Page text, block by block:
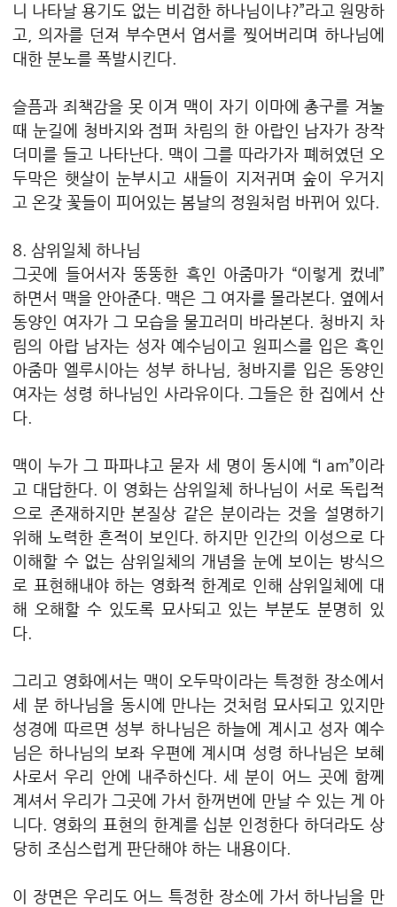
니 나타날 용기도 없는 비겁한 하나님이냐?”라고 원망하
고, 의자를 던져 부수면서 엽서를 찢어버리며 하나님에
대한 분노를 폭발시킨다.
슬픔과 죄책감을 못 이겨 맥이 자기 이마에 총구를 겨눌
때 눈길에 청바지와 점퍼 차림의 한 아랍인 남자가 장작
더미를 들고 나타난다. 맥이 그를 따라가자 폐허였던 오
두막은 햇살이 눈부시고 새들이 지저귀며 숲이 우거지
고 온갖 꽃들이 피어있는 봄날의 정원처럼 바뀌어 있다.
8. 삼위일체 하나님
그곳에 들어서자 뚱뚱한 흑인 아줌마가 “이렇게 컸네”
하면서 맥을 안아준다. 맥은 그 여자를 몰라본다. 옆에서
동양인 여자가 그 모습을 물끄러미 바라본다. 청바지 차
림의 아랍 남자는 성자 예수님이고 원피스를 입은 흑인
아줌마 엘루시아는 성부 하나님, 청바지를 입은 동양인
여자는 성령 하나님인 사라유이다. 그들은 한 집에서 산
다.
맥이 누가 그 파파냐고 묻자 세 명이 동시에 “I am”이라
고 대답한다. 이 영화는 삼위일체 하나님이 서로 독립적
으로 존재하지만 본질상 같은 분이라는 것을 설명하기
위해 노력한 흔적이 보인다. 하지만 인간의 이성으로 다
이해할 수 없는 삼위일체의 개념을 눈에 보이는 방식으
로 표현해내야 하는 영화적 한계로 인해 삼위일체에 대
해 오해할 수 있도록 묘사되고 있는 부분도 분명히 있
다.
그리고 영화에서는 맥이 오두막이라는 특정한 장소에서
세 분 하나님을 동시에 만나는 것처럼 묘사되고 있지만
성경에 따르면 성부 하나님은 하늘에 계시고 성자 예수
님은 하나님의 보좌 우편에 계시며 성령 하나님은 보혜
사로서 우리 안에 내주하신다. 세 분이 어느 곳에 함께
계셔서 우리가 그곳에 가서 한꺼번에 만날 수 있는 게 아
니다. 영화의 표현의 한계를 십분 인정한다 하더라도 상
당히 조심스럽게 판단해야 하는 내용이다.
이 장면은 우리도 어느 특정한 장소에 가서 하나님을 만